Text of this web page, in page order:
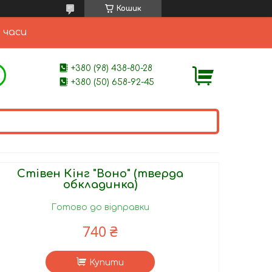
Кошик
+380 (98) 438-80-28
+380 (50) 658-92-45
Стівен Кінг "Воно" (тверда
обкладинка)
Готово до відправки
740 ₴
Купити